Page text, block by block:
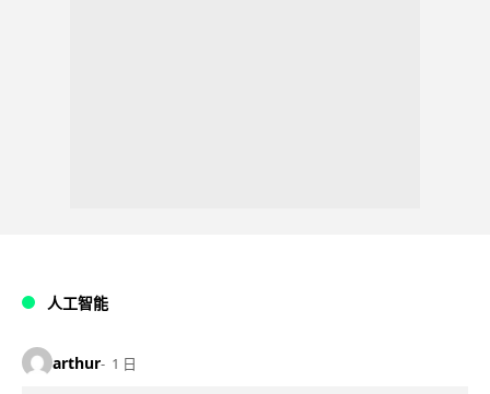
人工智能
arthur 1 日